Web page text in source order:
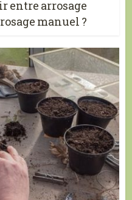
entre arrosage
manuel ?